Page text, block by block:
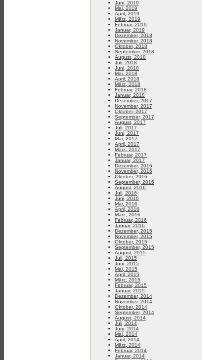
Juni, 2019
Mai, 2019
April, 2019
März, 2019
Februar, 2019
Januar, 2019
Dezember, 2018
November, 2018
Oktober, 2018
September, 2018
August, 2018
Juli, 2018
Juni, 2018
Mai, 2018
April, 2018
März, 2018
Februar, 2018
Januar, 2018
Dezember, 2017
November, 2017
Oktober, 2017
September, 2017
August, 2017
Juli, 2017
Juni, 2017
Mai, 2017
April, 2017
März, 2017
Februar, 2017
Januar, 2017
Dezember, 2016
November, 2016
Oktober, 2016
September, 2016
August, 2016
Juli, 2016
Juni, 2016
Mai, 2016
April, 2016
März, 2016
Februar, 2016
Januar, 2016
Dezember, 2015
November, 2015
Oktober, 2015
September, 2015
August, 2015
Juli, 2015
Juni, 2015
Mai, 2015
April, 2015
März, 2015
Februar, 2015
Januar, 2015
Dezember, 2014
November, 2014
Oktober, 2014
September, 2014
August, 2014
Juli, 2014
Juni, 2014
Mai, 2014
April, 2014
März, 2014
Februar, 2014
Januar, 2014